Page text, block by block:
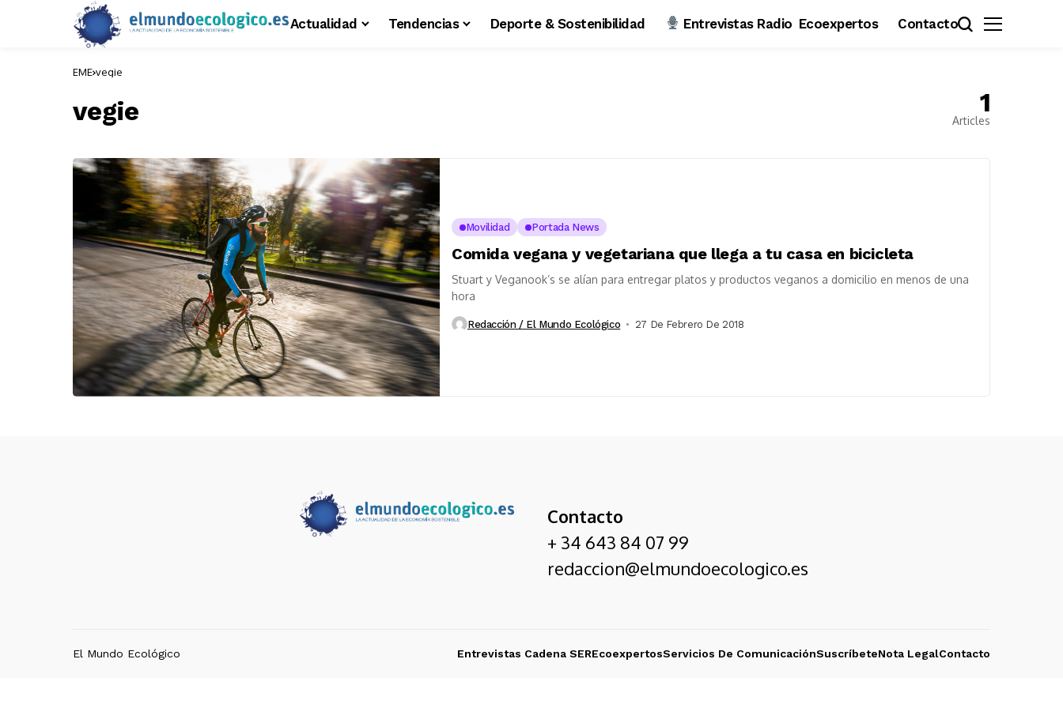
Actualidad Tendencias Deporte & Sostenibilidad Entrevistas Radio Ecoexpertos Contacto
EME vegie
vegie 1
Articles
Movilidad Portada News
Comida vegana y vegetariana que llega a tu casa en bicicleta
Stuart y Veganook’s se alían para entregar platos y productos veganos a domicilio en menos de una
hora
Redacción / El Mundo Ecológico 27 De Febrero De 2018
Contacto
+ 34 643 84 07 99
redaccion@elmundoecologico.es
El Mundo Ecológico Entrevistas Cadena SEREcoexpertosServicios De ComunicaciónSuscríbeteNota LegalContacto